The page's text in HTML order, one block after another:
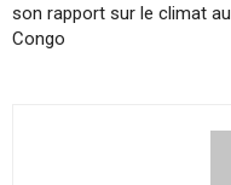
son rapport sur le climat au
Congo